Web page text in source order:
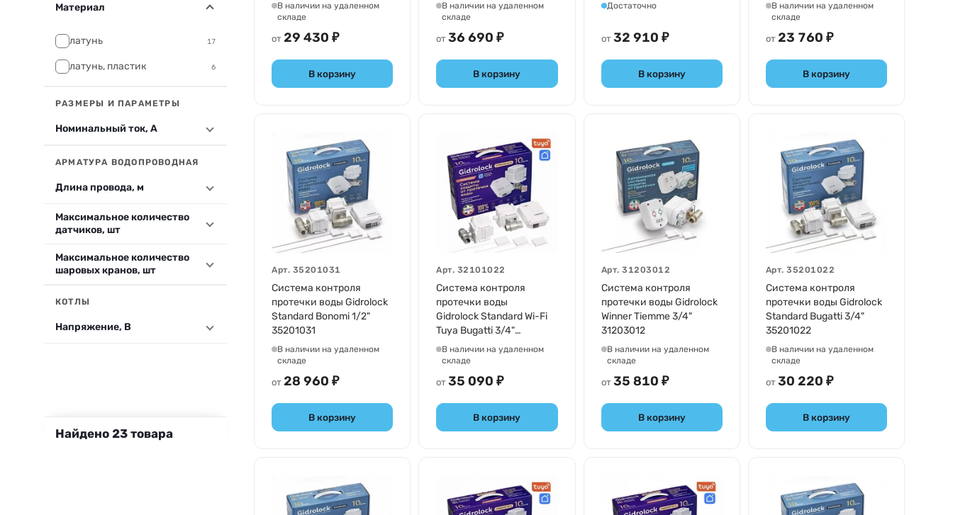
В наличии на удаленном
складе
от 29 430 ₽
В корзину
В наличии на удаленном
складе
от36 690 ₽
В корзину
Достаточно
от 32 910 ₽
В корзину
В наличии на удаленном
складе
от 23 760 ₽
В корзину
Система контроля
протечки воды Gidrolock
Standard Bonomi 1/2"
35201031
В наличии на удаленном
складе
Арт. 35201031
от 28 960 ₽
В корзину
Система контроля
протечки воды
Gidrolock Standard Wi-Fi
Tuya Bugatti 3/4"
32101022
В наличии на удаленном
складе
Арт. 32101022
от35 090 ₽
В корзину
Система контроля
протечки воды Gidrolock
Winner Tiemme 3/4"
31203012
В наличии на удаленном
складе
Арт. 31203012
от 35 810 ₽
В корзину
Система контроля
протечки воды Gidrolock
Standard Bugatti 3/4"
35201022
В наличии на удаленном
складе
Арт.35201022
от 30 220 ₽
В корзину
Материал
латунь 17
латунь, пластик 6
РАЗМЕРЫ И ПАРАМЕТРЫ
Номинальный ток, А
АРМАТУРА ВОДОПРОВОДНАЯ
Длина провода, м
Максимальное количество
датчиков, шт
Максимальное количество
шаровых кранов, шт
КОТЛЫ
Напряжение, В
Найдено 23 товара